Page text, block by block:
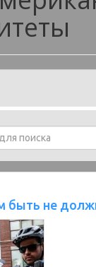
быть не